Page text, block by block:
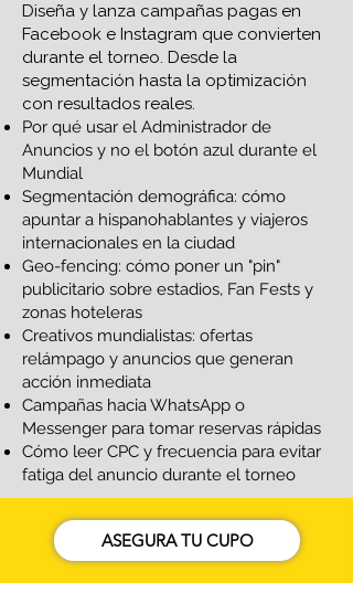
Diseña y lanza campañas pagas en
Facebook e Instagram que convierten
durante el torneo. Desde la
segmentación hasta la optimización
con resultados reales.
Por qué usar el Administrador de
Anuncios y no el botón azul durante el
Mundial
Segmentación demográfica: cómo
apuntar a hispanohablantes y viajeros
internacionales en la ciudad
Geo-fencing: cómo poner un "pin"
publicitario sobre estadios, Fan Fests y
zonas hoteleras
Creativos mundialistas: ofertas
relámpago y anuncios que generan
acción inmediata
Campañas hacia WhatsApp o
Messenger para tomar reservas rápidas
Cómo leer CPC y frecuencia para evitar
fatiga del anuncio durante el torneo
ASEGURA TU CUPO